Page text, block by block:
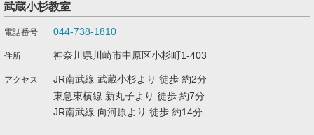
武蔵小杉教室
044-738-1810
神奈川県川崎市中原区小杉町1-403
JR南武線 武蔵小杉より 徒歩 約2分
東急東横線 新丸子より 徒歩 約7分
JR南武線 向河原より 徒歩 約14分